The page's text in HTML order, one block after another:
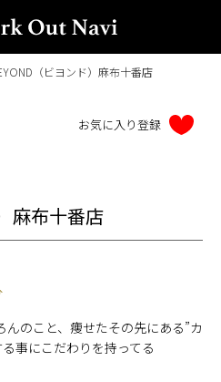
（ビヨンド）麻布十番店
麻布十番店
んのこと、痩せたその先にある”カ
事にこだわりを持ってる